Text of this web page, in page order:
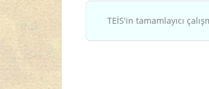
TEİS'in tamamlayıcı